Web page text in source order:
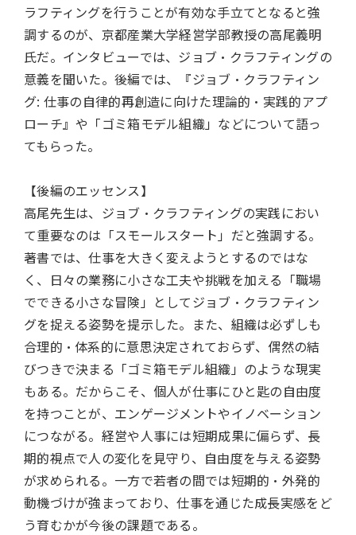
ラフティングを行うことが有効な手立てとなると強
調するのが、京都産業大学経営学部教授の高尾義明
氏だ。インタビューでは、ジョブ・クラフティングの
意義を聞いた。後編では、『ジョブ・クラフティン
グ: 仕事の自律的再創造に向けた理論的・実践的アプ
ローチ』や「ゴミ箱モデル組織」などについて語っ
てもらった。
【後編のエッセンス】
高尾先生は、ジョブ・クラフティングの実践におい
て重要なのは「スモールスタート」だと強調する。
著書では、仕事を大きく変えようとするのではな
く、日々の業務に小さな工夫や挑戦を加える「職場
でできる小さな冒険」としてジョブ・クラフティン
グを捉える姿勢を提示した。また、組織は必ずしも
合理的・体系的に意思決定されておらず、偶然の結
びつきで決まる「ゴミ箱モデル組織」のような現実
もある。だからこそ、個人が仕事にひと匙の自由度
を持つことが、エンゲージメントやイノベーション
につながる。経営や人事には短期成果に偏らず、長
期的視点で人の変化を見守り、自由度を与える姿勢
が求められる。一方で若者の間では短期的・外発的
動機づけが強まっており、仕事を通じた成長実感をど
う育むかが今後の課題である。